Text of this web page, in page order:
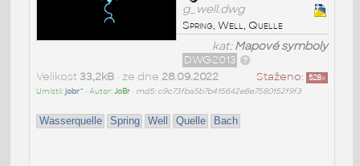
g_well.dwg
Spring, Well, Quelle
kat:Mapové symboly
DWG2013
Staženo: 528x
Velikost33,2kB• ze dne 28.09.2022
Umístil:jobr^ • Autor:JoBr• md5: c9c73fba5b7b415642e8e7580152f9f3
Wasserquelle Spring Well Quelle Bach